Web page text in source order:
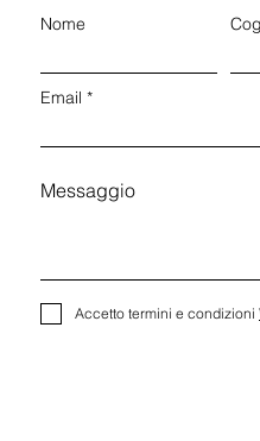
Nome
Email
Messaggio
Accetto termini e condizioni